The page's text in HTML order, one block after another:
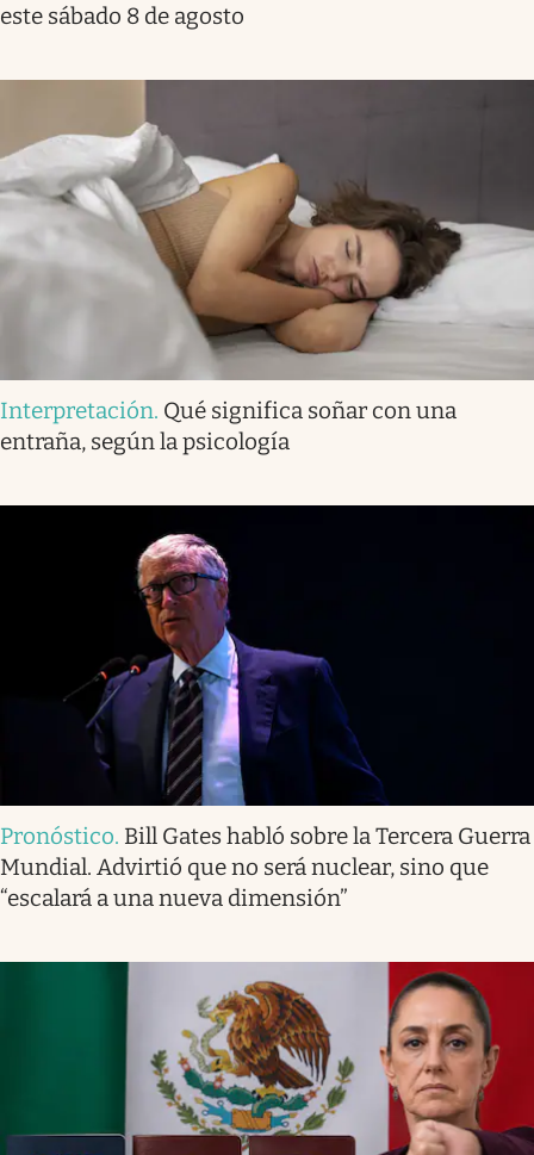
este sábado 8 de agosto
Interpretación. Qué significa soñar con una
entraña, según la psicología
Pronóstico. Bill Gates habló sobre la Tercera Guerra
Mundial. Advirtió que no será nuclear, sino que
“escalará a una nueva dimensión”